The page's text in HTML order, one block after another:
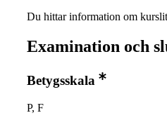
Du hittar information om
Examination och
Betygsskala
P, F